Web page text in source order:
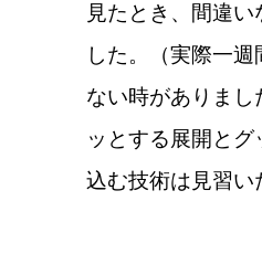
見たとき、間違
した。（実際一
ない時がありま
ッとする展開とグ
込む技術は見習い